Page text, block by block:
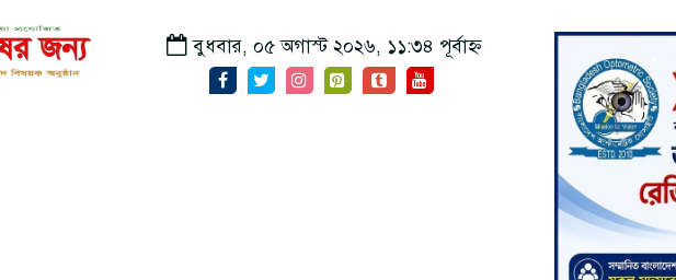
বুধবার, ০৫ অগাস্ট ২০২৬, ১১:৩৪ পূর্বাহ্ন